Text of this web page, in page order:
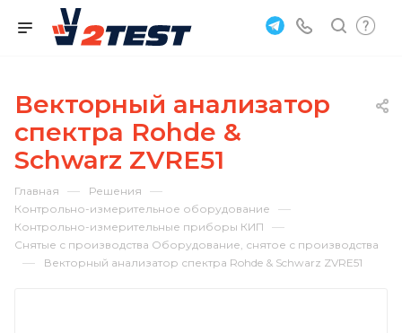
Векторный анализатор
спектра Rohde &
Schwarz ZVRE51
Главная — Решения —
Контрольно-измерительное оборудование —
Контрольно-измерительные приборы КИП —
Снятые с производства Оборудование, снятое с производства
— Векторный анализатор спектра Rohde & Schwarz ZVRE51